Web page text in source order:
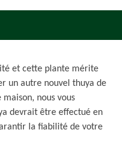
et cette plante mérite
un autre nouvel thuya de
nous vous
devrait être effectué en
la fiabilité de votre